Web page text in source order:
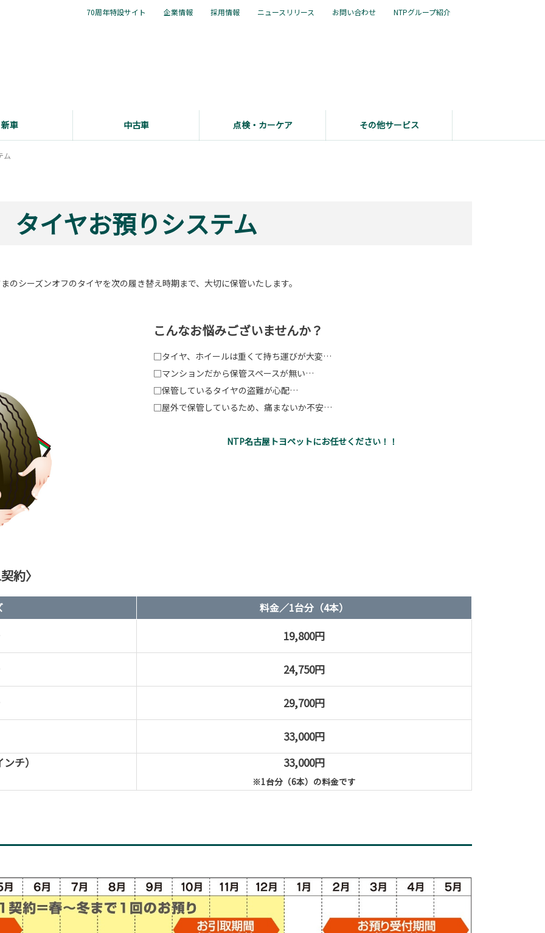
新車 中古車 点検・カーケア その他サービス
70周年特設サイト 企業情報 採用情報 ニュースリリース お問い合わせ NTPグループ紹介
ム
タイヤお預りシステム
のシーズンオフのタイヤを次の履き替え時期まで、大切に保管いたします。
こんなお悩みございませんか？
□タイヤ、ホイールは重くて持ち運びが大変…
□マンションだから保管スペースが無い…
□保管しているタイヤの盗難が心配…
□屋外で保管しているため、痛まないか不安…
NTP名古屋トヨペットにお任せください！！
約〉
料金／1台分（4本）
19,800円
24,750円
29,700円
33,000円
チ）
33,000円
※1台分（6本）の料金です